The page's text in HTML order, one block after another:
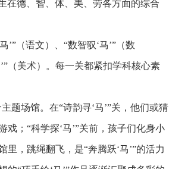
在德、智、体、美、劳各方面的综合
（语文）、“数智驭‘马’”（数
’”（美术）。每一关都紧扣学科核心素
题场馆。在“诗韵寻‘马’”关，他们或猜
；“科学探‘马’”关前，孩子们化身小
，跳绳翻飞，是“奔腾跃‘马’”的活力